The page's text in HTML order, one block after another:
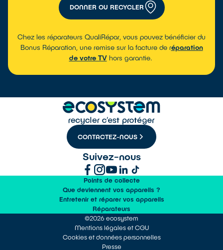
DONNER OU RECYCLER
Chez les réparateurs QualiRépar, vous pouvez bénéficier du
Bonus Réparation, une remise sur la facture de réparation
de votre TVhors garantie.
CONTACTEZ-NOUS
Suivez-nous
Points de collecte
Que deviennent vos appareils ?
Entretenir et réparer vos appareils
Réparateurs
©2026 ecosystem
Mentions légales et CGU
Cookies et données personnelles
Presse